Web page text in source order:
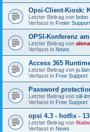
Opsi-Client-Kiosk:
Letzter Beitrag von bobo
Verfasst in Freier Support
OPSI-Konferenz
Letzter Beitrag von
Verfasst in News
Access 365
Letzter Beitrag von ju.lian
Verfasst in Free Support
Password
Letzter Beitrag von siil-
Verfasst in Free Support
opsi 4.3 - hotfix -
Letzter Beitrag von
Verfasst in News